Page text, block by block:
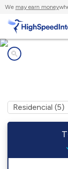
We may earn money